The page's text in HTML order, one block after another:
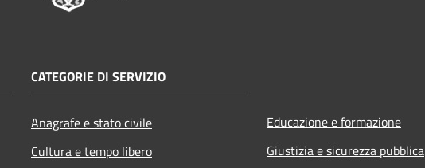
CATEGORIE DI SERVIZIO
Anagrafe e stato civile
Cultura e tempo libero
Educazione e formazione
Giustizia e sicurezza pubblica